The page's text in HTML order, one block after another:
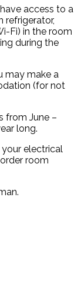
access to a
refrigerator,
Fi) in the room
during the
may make a
(for not
from June –
long.
electrical
room